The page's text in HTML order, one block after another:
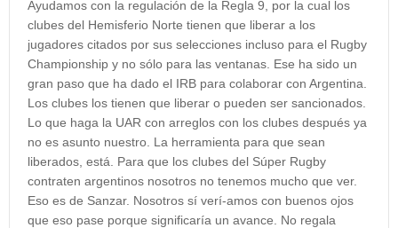
Ayudamos con la regulación de la Regla 9, por la cual los
clubes del Hemisferio Norte tienen que liberar a los
jugadores citados por sus selecciones incluso para el Rugby
Championship y no sólo para las ventanas. Ese ha sido un
gran paso que ha dado el IRB para colaborar con Argentina.
Los clubes los tienen que liberar o pueden ser sancionados.
Lo que haga la UAR con arreglos con los clubes después ya
no es asunto nuestro. La herramienta para que sean
liberados, está. Para que los clubes del Súper Rugby
contraten argentinos nosotros no tenemos mucho que ver.
Eso es de Sanzar. Nosotros sí verí-amos con buenos ojos
que eso pase porque significaría un avance. No regala